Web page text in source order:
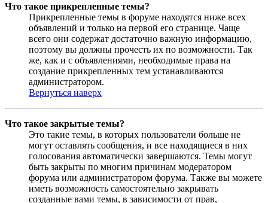
Что такое прикрепленные темы?
Прикрепленные темы в форуме находятся ниже всех
объявлений и только на первой его странице. Чаще
всего они содержат достаточно важную информацию,
поэтому вы должны прочесть их по возможности. Так
же, как и с объявлениями, необходимые права на
создание прикрепленных тем устанавливаются
администратором.
Вернуться наверх
Что такое закрытые темы?
Это такие темы, в которых пользователи больше не
могут оставлять сообщения, и все находящиеся в них
голосования автоматически завершаются. Темы могут
быть закрыты по многим причинам модератором
форума или администратором форума. Также вы можете
иметь возможность самостоятельно закрывать
созданные вами темы, в зависимости от прав,